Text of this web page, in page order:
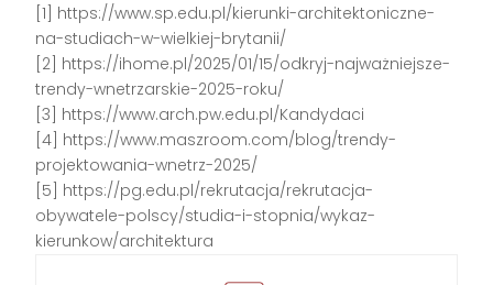
[1] https://www.sp.edu.pl/kierunki-architektoniczne-
na-studiach-w-wielkiej-brytanii/
[2] https://ihome.pl/2025/01/15/odkryj-najważniejsze-
trendy-wnetrzarskie-2025-roku/
[3] https://www.arch.pw.edu.pl/Kandydaci
[4] https://www.maszroom.com/blog/trendy-
projektowania-wnetrz-2025/
[5] https://pg.edu.pl/rekrutacja/rekrutacja-
obywatele-polscy/studia-i-stopnia/wykaz-
kierunkow/architektura